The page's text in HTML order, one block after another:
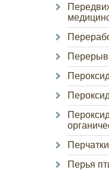
Перчатки
Перья